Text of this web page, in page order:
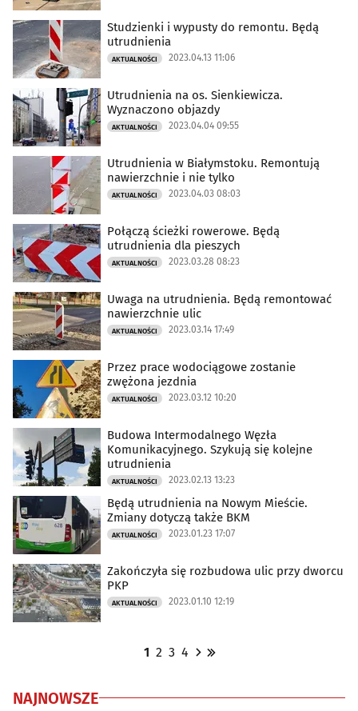
Studzienki i wypusty do remontu. Będą
utrudnienia
AKTUALNOŚCI 2023.04.13 11:06
Utrudnienia na os. Sienkiewicza.
Wyznaczono objazdy
AKTUALNOŚCI 2023.04.04 09:55
Utrudnienia w Białymstoku. Remontują
nawierzchnie i nie tylko
AKTUALNOŚCI 2023.04.03 08:03
Połączą ścieżki rowerowe. Będą
utrudnienia dla pieszych
AKTUALNOŚCI 2023.03.28 08:23
Uwaga na utrudnienia. Będą remontować
nawierzchnie ulic
AKTUALNOŚCI 2023.03.14 17:49
Przez prace wodociągowe zostanie
zwężona jezdnia
AKTUALNOŚCI 2023.03.12 10:20
Budowa Intermodalnego Węzła
Komunikacyjnego. Szykują się kolejne
utrudnienia
AKTUALNOŚCI 2023.02.13 13:23
Będą utrudnienia na Nowym Mieście.
Zmiany dotyczą także BKM
AKTUALNOŚCI 2023.01.23 17:07
Zakończyła się rozbudowa ulic przy dworcu
PKP
AKTUALNOŚCI 2023.01.10 12:19
1 2 3 4
NAJNOWSZE